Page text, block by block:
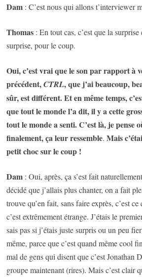
Dam : C’est nous qui allons t’interviewer
Thomas : En tout cas, c’est que la surprise
surprise, pour le coup.
Oui, c’est vrai que le son par rapport à
précédent,CTRL, que j’ai beaucoup,
sûr, est différent. Et en même temps,
que tout le monde l’a dit, il y a cette
tout le monde a senti. C’est là, je pense
finalement, ça leur ressemble.Mais
petit choc sur le coup !
Dam : Oui, après, ça s’est fait
décidé que j’allais plus chanter, on a fait
trouve qu’en fait, sans faire exprès, c’est
c’est extrêmement étrange. J’étais le
sais pas si j’étais juste surpris ou un peu
même, parce que c’est quand même cool
mal de gens qui disent que c’est Jonathan
groupe maintenant (rires). Mais c’est clair